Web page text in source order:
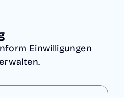
Einwilligungen